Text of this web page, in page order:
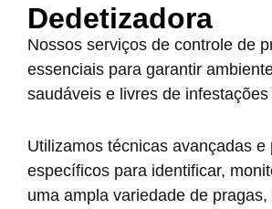
Dedetizadora
Nossos serviços de controle de
essenciais para garantir
saudáveis e livres de
Utilizamos técnicas avançadas e
específicos para identificar,
uma ampla variedade de